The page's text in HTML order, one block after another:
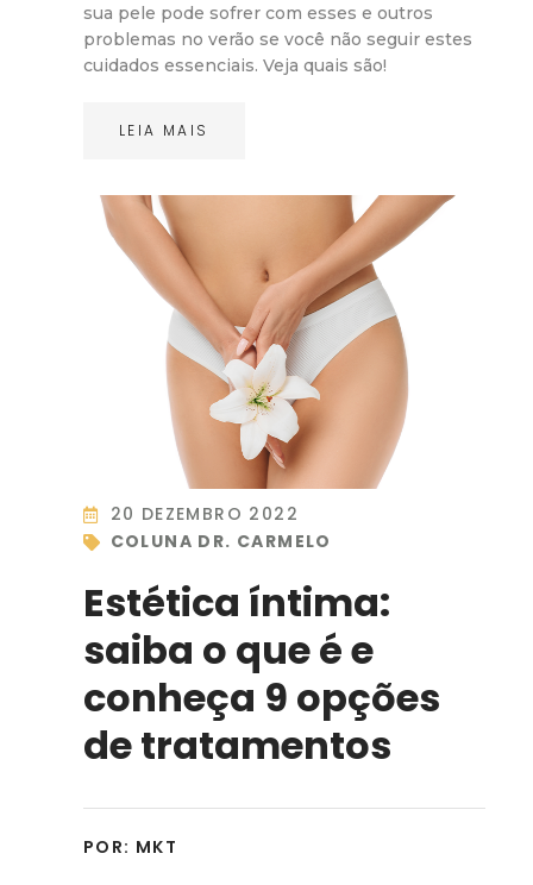
sua pele pode sofrer com esses e outros
problemas no verão se você não seguir estes
cuidados essenciais. Veja quais são!
LEIA MAIS
20 DEZEMBRO 2022
COLUNA DR. CARMELO
Estética íntima:
saiba o que é e
conheça 9 opções
de tratamentos
POR: MKT